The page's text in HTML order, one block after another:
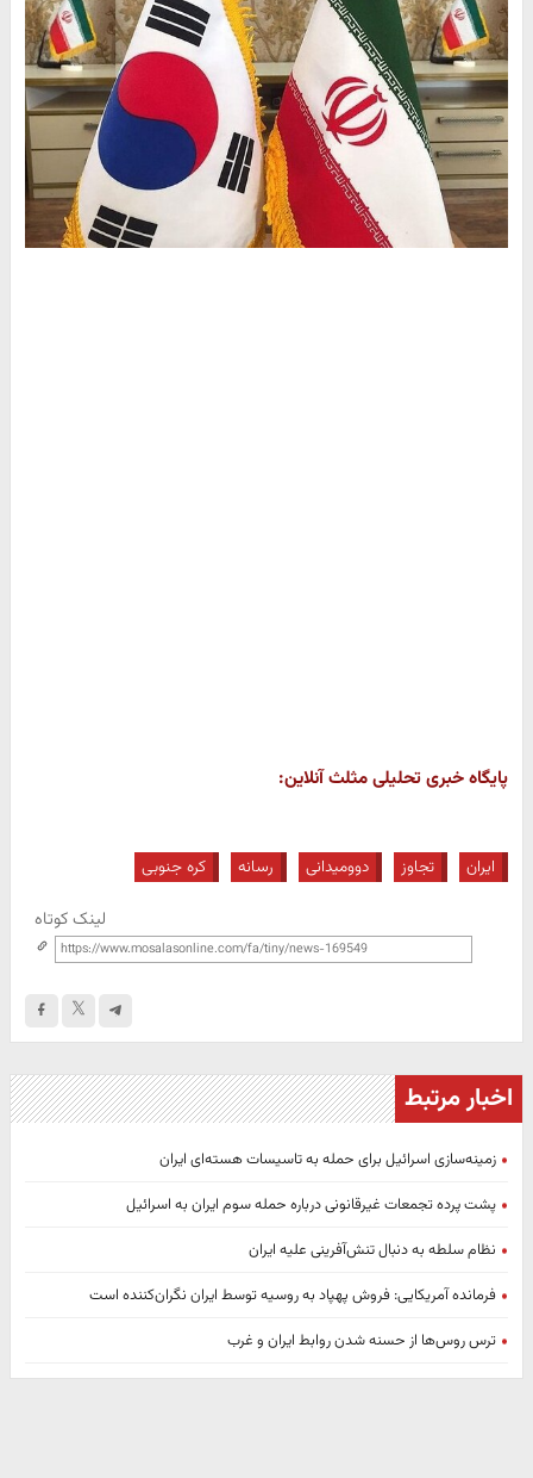
پایگاه خبری تحلیلی مثلث آنلاین:
ایران تجاوز دوومیدانی رسانه کره جنوبی
لینک کوتاه
اخبار مرتبط
زمینه‌سازی اسرائیل برای حمله به تاسیسات هسته‌ای ایران
پشت پرده تجمعات غیرقانونی درباره حمله سوم ایران به اسرائیل
نظام سلطه به دنبال تنش‌آفرینی علیه ایران
فرمانده آمریکایی: فروش پهپاد به روسیه توسط ایران نگران‌کننده است
ترس روس‌ها از حسنه شدن روابط ایران و غرب